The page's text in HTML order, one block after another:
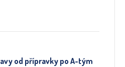
od přípravky po A-tým